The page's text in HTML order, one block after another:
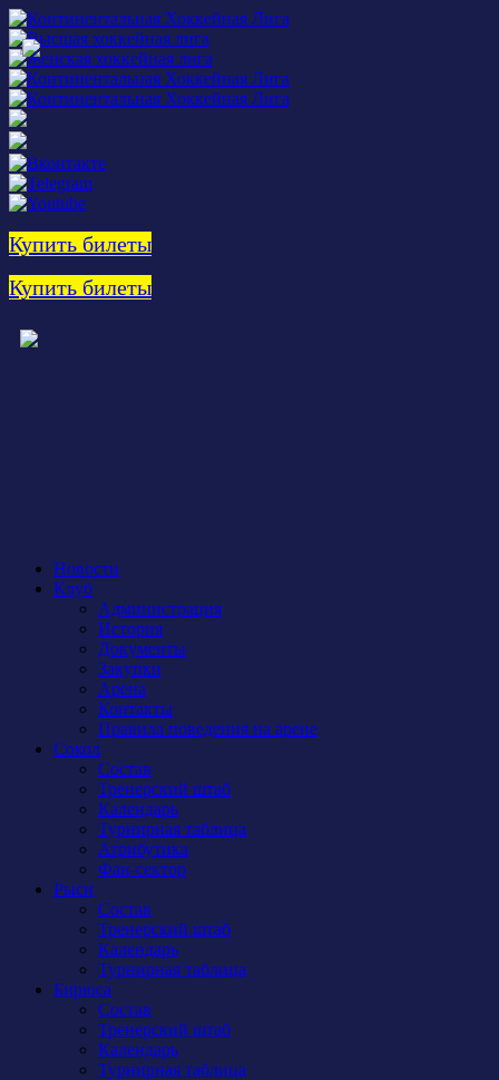
Купить билеты
Купить билеты
Новости
Клуб
Администрация
История
Документы
Закупки
Арена
Контакты
Правила поведения на арене
Сокол
Состав
Тренерский штаб
Календарь
Турнирная таблица
Атрибутика
Фан-сектор
Рыси
Состав
Тренерский штаб
Календарь
Турнирная таблица
Бирюса
Состав
Тренерский штаб
Календарь
Турнирная таблица